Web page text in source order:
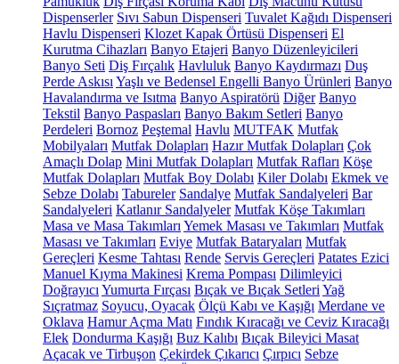
Dispenserler Sıvı Sabun Dispenseri Tuvalet Kağıdı Dispenseri
Havlu Dispenseri Klozet Kapak Örtüsü Dispenseri El
Kurutma Cihazları Banyo Etajeri Banyo Düzenleyicileri
Banyo Seti Diş Fırçalık Havluluk Banyo Kaydırmazı Duş
Perde Askısı Yaşlı ve Bedensel Engelli Banyo Ürünleri Banyo
Havalandırma ve Isıtma Banyo Aspiratörü Diğer Banyo
Tekstil Banyo Paspasları Banyo Bakım Setleri Banyo
Perdeleri Bornoz Peştemal Havlu MUTFAK Mutfak
Mobilyaları Mutfak Dolapları Hazır Mutfak Dolapları Çok
Amaçlı Dolap Mini Mutfak Dolapları Mutfak Rafları Köşe
Mutfak Dolapları Mutfak Boy Dolabı Kiler Dolabı Ekmek ve
Sebze Dolabı Tabureler Sandalye Mutfak Sandalyeleri Bar
Sandalyeleri Katlanır Sandalyeler Mutfak Köşe Takımları
Masa ve Masa Takımları Yemek Masası ve Takımları Mutfak
Masası ve Takımları Eviye Mutfak Bataryaları Mutfak
Gereçleri Kesme Tahtası Rende Servis Gereçleri Patates Ezici
Manuel Kıyma Makinesi Krema Pompası Dilimleyici
Doğrayıcı Yumurta Fırçası Bıçak ve Bıçak Setleri Yağ
Sıçratmaz Soyucu, Oyacak Ölçü Kabı ve Kaşığı Merdane ve
Oklava Hamur Açma Matı Fındık Kıracağı ve Ceviz Kıracağı
Elek Dondurma Kaşığı Buz Kalıbı Bıçak Bileyici Masat
Açacak ve Tirbuşon Çekirdek Çıkarıcı Çırpıcı Sebze